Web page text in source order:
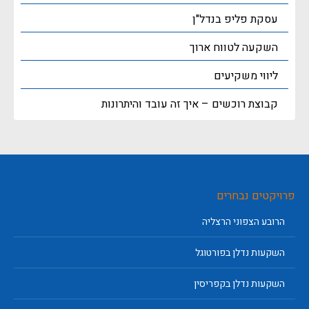
עסקת פליפ בנדל"ן
השקעה לטווח ארוך
ליווי משקיעים
קבוצת רוכשים – איך זה עובד והיתרונות
פרויקטים נבחרים
הרובע הצפוני הרצליה
השקעות נדלן בפורטוגל
השקעות נדלן בקפריסין